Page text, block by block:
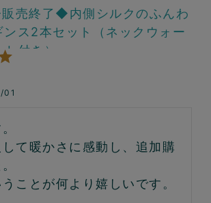
売終了◆内側シルクのふんわ
ンス2本セット（ネックウォー
付き）
01
て暖かさに感動し、追加購
ことが何より嬉しいです。